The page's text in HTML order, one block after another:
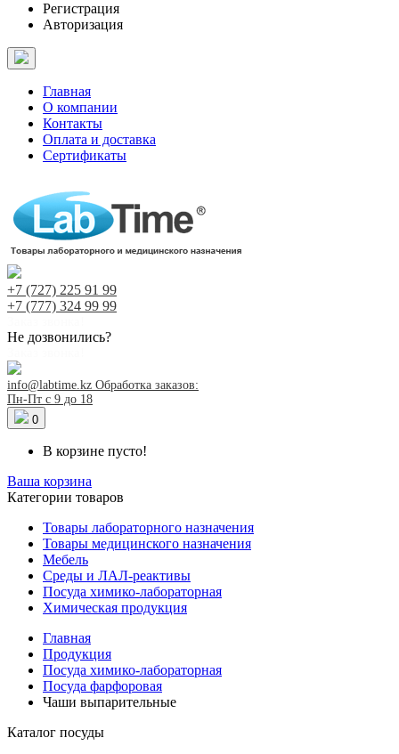
Регистрация
Авторизация
Главная
О компании
Контакты
Оплата и доставка
Сертификаты
+7 (727) 225 91 99
+7 (777) 324 99 99
Не дозвонились?
info@labtime.kz Обработка заказов:
Пн-Пт с 9 до 18
0
В корзине пусто!
Ваша корзина
Категории товаров
Товары лабораторного назначения
Товары медицинского назначения
Мебель
Среды и ЛАЛ-реактивы
Посуда химико-лабораторная
Химическая продукция
Главная
Продукция
Посуда химико-лабораторная
Посуда фарфоровая
Чаши выпарительные
Каталог посуды